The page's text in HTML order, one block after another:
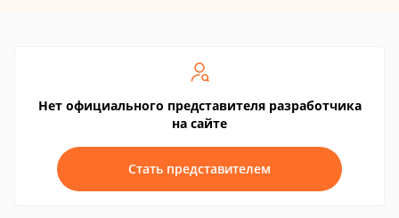
Нет официального представителя разработчика
на сайте
Стать представителем